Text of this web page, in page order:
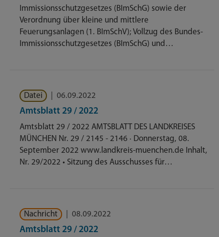
Immissionsschutzgesetzes (BImSchG) sowie der
Verordnung über kleine und mittlere
Feuerungsanlagen (1. BImSchV); Vollzug des Bundes-
Immissionsschutzgesetzes (BImSchG) und…
Datei 06.09.2022
Amtsblatt 29 / 2022
Amtsblatt 29 / 2022 AMTSBLATT DES LANDKREISES
MÜNCHEN Nr. 29 / 2145 - 2146 · Donnerstag, 08.
September 2022 www.landkreis-muenchen.de Inhalt,
Nr. 29/2022 • Sitzung des Ausschusses für…
Nachricht 08.09.2022
Amtsblatt 29 / 2022